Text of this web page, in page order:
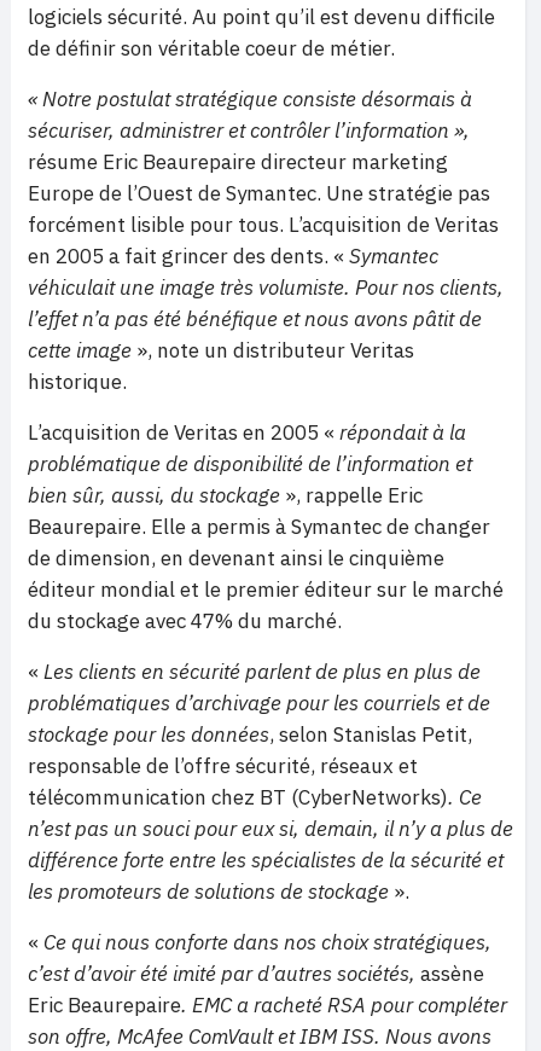
logiciels sécurité. Au point qu’il est devenu difficile
de définir son véritable coeur de métier.
« Notre postulat stratégique consiste désormais à
sécuriser, administrer et contrôler l’information »,
résume Eric Beaurepaire directeur marketing
Europe de l’Ouest de Symantec. Une stratégie pas
forcément lisible pour tous. L’acquisition de Veritas
en 2005 a fait grincer des dents. « Symantec
véhiculait une image très volumiste. Pour nos clients,
l’effet n’a pas été bénéfique et nous avons pâtit de
cette image », note un distributeur Veritas
historique.
L’acquisition de Veritas en 2005 « répondait à la
problématique de disponibilité de l’information et
bien sûr, aussi, du stockage », rappelle Eric
Beaurepaire. Elle a permis à Symantec de changer
de dimension, en devenant ainsi le cinquième
éditeur mondial et le premier éditeur sur le marché
du stockage avec 47% du marché.
« Les clients en sécurité parlent de plus en plus de
problématiques d’archivage pour les courriels et de
stockage pour les données, selon Stanislas Petit,
responsable de l’offre sécurité, réseaux et
télécommunication chez BT (CyberNetworks). Ce
n’est pas un souci pour eux si, demain, il n’y a plus de
différence forte entre les spécialistes de la sécurité et
les promoteurs de solutions de stockage ».
« Ce qui nous conforte dans nos choix stratégiques,
c’est d’avoir été imité par d’autres sociétés, assène
Eric Beaurepaire. EMC a racheté RSA pour compléter
son offre, McAfee ComVault et IBM ISS. Nous avons